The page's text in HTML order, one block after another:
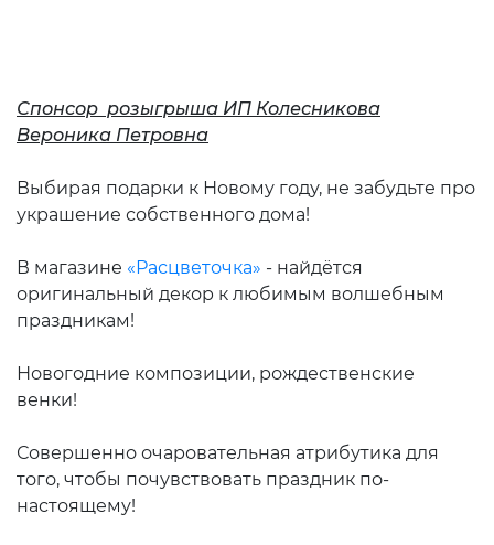
Спонсор розыгрыша ИП Колесникова
Вероника Петровна
Выбирая подарки к Новому году, не забудьте про
украшение собственного дома!
В магазине «Расцветочка» - найдётся
оригинальный декор к любимым волшебным
праздникам!
Новогодние композиции, рождественские
венки!
Совершенно очаровательная атрибутика для
того, чтобы почувствовать праздник по-
настоящему!